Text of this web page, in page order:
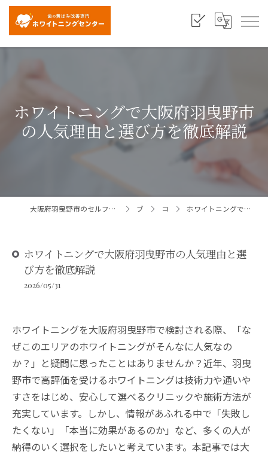
ホワイトニングで大阪府羽曳野市
の人気理由と選び方を徹底解説
大阪府羽曳野市のセルフホワイトニングならホワイトニングセンター大阪羽曳野店 ブログ コラム ホワイトニングで大阪府羽曳野市の人気理由と選び方を徹底解説
ホワイトニングで大阪府羽曳野市の人気理由と選
び方を徹底解説
2026/05/31
ホワイトニングを大阪府羽曳野市で検討される際、「な
ぜこのエリアのホワイトニングがそんなに人気なの
か？」と疑問に思ったことはありませんか？近年、羽曳
野市で高評価を受けるホワイトニングは技術力や通いや
すさをはじめ、安心して選べるクリニックや施術方法が
充実しています。しかし、情報があふれる中で「失敗し
たくない」「本当に効果があるのか」など、多くの人が
納得のいく選択をしたいと考えています。本記事では大